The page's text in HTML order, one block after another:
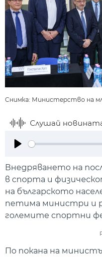
Снимка: Министерство на
Слушай
Внедряването на
в спорта и
на българското
петима министри и
големите спортни
По покана на